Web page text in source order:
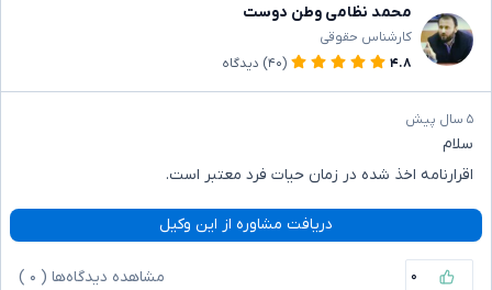
محمد نظامی وطن دوست
کارشناس حقوقی
۴.۸
(۴۰) دیدگاه
۵ سال پیش
سلام
اقرارنامه اخذ شده در زمان حیات فرد معتبر است.
دریافت مشاوره از این وکیل
۰ مشاهده دیدگاه‌ها ( ۰